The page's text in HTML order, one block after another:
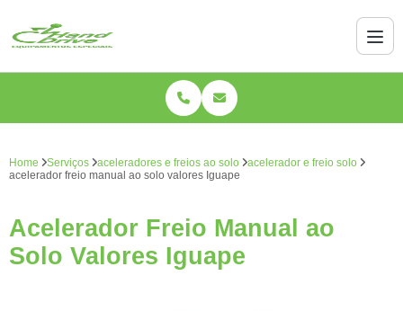
Home Serviços aceleradores e freios ao solo
acelerador e freio solo
acelerador freio manual ao solo valores Iguape
Acelerador Freio Manual ao
Solo Valores Iguape